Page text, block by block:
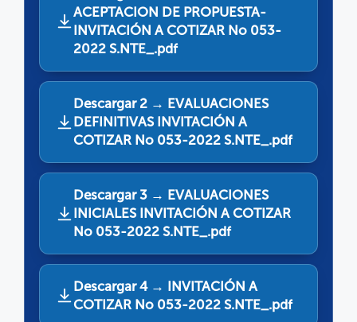
ACEPTACION DE PROPUESTA-
INVITACIÓN A COTIZAR No 053-
2022 S.NTE_.pdf
Descargar 2 → EVALUACIONES
DEFINITIVAS INVITACIÓN A
COTIZAR No 053-2022 S.NTE_.pdf
Descargar 3 → EVALUACIONES
INICIALES INVITACIÓN A COTIZAR
No 053-2022 S.NTE_.pdf
Descargar 4 → INVITACIÓN A
COTIZAR No 053-2022 S.NTE_.pdf